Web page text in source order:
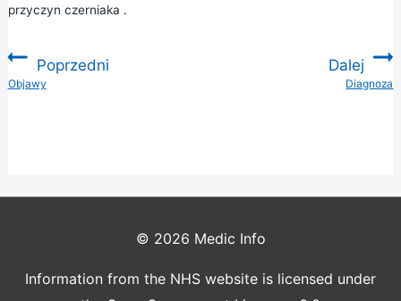
przyczyn czerniaka .
Poprzedni
:Objawy
Dalej
Diagnoza
© 2026 Medic Info
Information from the NHS website is licensed under